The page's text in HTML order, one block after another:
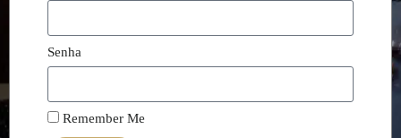
Senha
Remember Me